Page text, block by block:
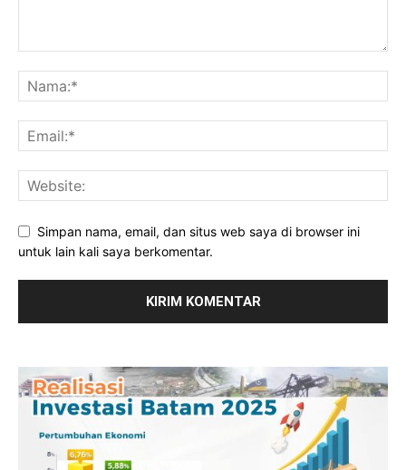
Simpan nama, email, dan situs web saya di browser ini
untuk lain kali saya berkomentar.